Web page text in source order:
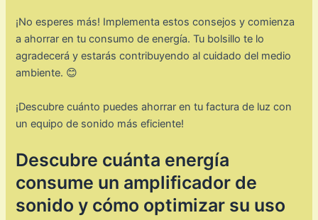
¡No esperes más! Implementa estos consejos y comienza
a ahorrar en tu consumo de energía. Tu bolsillo te lo
agradecerá y estarás contribuyendo al cuidado del medio
ambiente. 😊
¡Descubre cuánto puedes ahorrar en tu factura de luz con
un equipo de sonido más eficiente!
Descubre cuánta energía
consume un amplificador de
sonido y cómo optimizar su uso